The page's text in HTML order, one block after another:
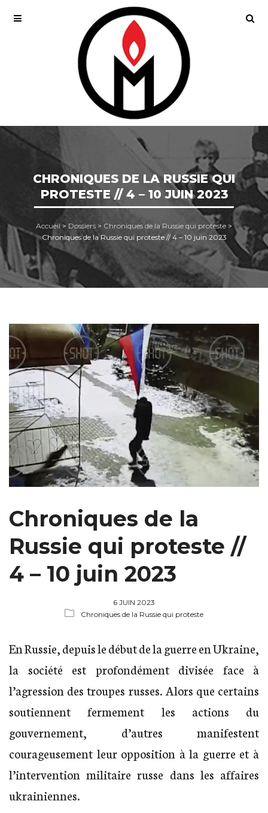
​​CHRONIQUES DE LA RUSSIE QUI
PROTESTE // 4 – 10 JUIN 2023
Accueil > Dossiers > Chroniques de la Russie qui proteste >
​​Chroniques de la Russie qui proteste // 4 – 10 juin 2023
​​Chroniques de la
Russie qui proteste //
4 – 10 juin 2023
6 JUIN 2023
Chroniques de la Russie qui proteste
En Russie, depuis le début de la guerre en Ukraine,
la société est profondément divisée face à
l’agression des troupes russes. Alors que certains
soutiennent fermement les actions du
gouvernement, d’autres manifestent
courageusement leur opposition à la guerre et à
l’intervention militaire russe dans les affaires
ukrainiennes.